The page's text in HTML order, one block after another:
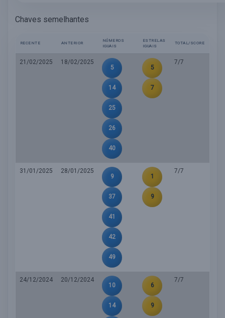
Chaves semelhantes
RECENTE ANTERIOR
NÚMEROS
IGUAIS
ESTRELAS
IGUAIS
TOTAL/SCORE
21/02/2025
18/02/2025
5
14
25
26
40
5
7
7/7
31/01/2025
28/01/2025
9
37
41
42
49
1
9
7/7
24/12/2024
20/12/2024
10
14
6
9
7/7